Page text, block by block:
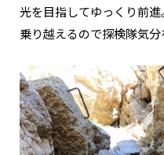
光を目指してゆっくり前進
乗り越えるので探検隊気分